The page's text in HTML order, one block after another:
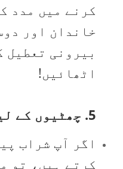
کرنے میں مدد
خاندان اور
بیرونی تعطیل
اٹھائیں!
5. چھٹیوں کے لیے خوش!
اگر آپ شراب
کرتے ہیں، تو